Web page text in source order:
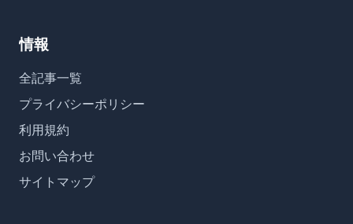
情報
全記事一覧
プライバシーポリシー
利用規約
お問い合わせ
サイトマップ